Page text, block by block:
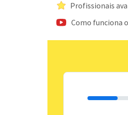
Profissionais
Como funciona